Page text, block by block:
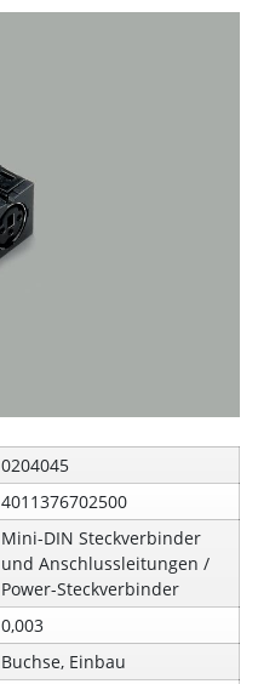
0204045
4011376702500
Mini-DIN Steckverbinder
und Anschlussleitungen /
Power-Steckverbinder
0,003
Buchse, Einbau